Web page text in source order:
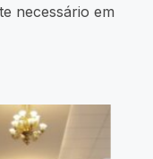
necessário em